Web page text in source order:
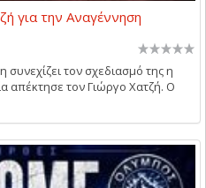
για την Αναγέννηση
τον σχεδιασμό της η
απέκτησε τον Γιώργο Χατζή. Ο